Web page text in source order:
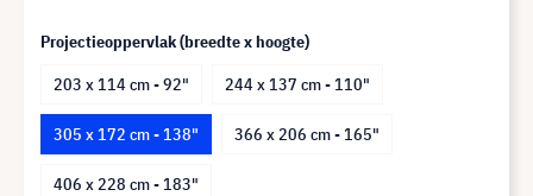
Projectieoppervlak (breedte x hoogte)
203 x 114 cm - 92"
244 x 137 cm - 110"
305 x 172 cm - 138" 366 x 206 cm - 165"
406 x 228 cm - 183"